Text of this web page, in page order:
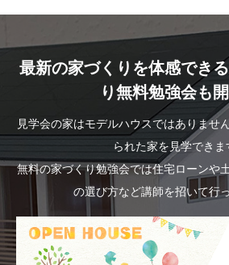
最新の家づくりを体感でき
り無料勉強会も開
見学会の家はモデルハウスではありませ
られた家を見学できま
無料の家づくり勉強会では住宅ローンや
の選び方など講師を招いて行